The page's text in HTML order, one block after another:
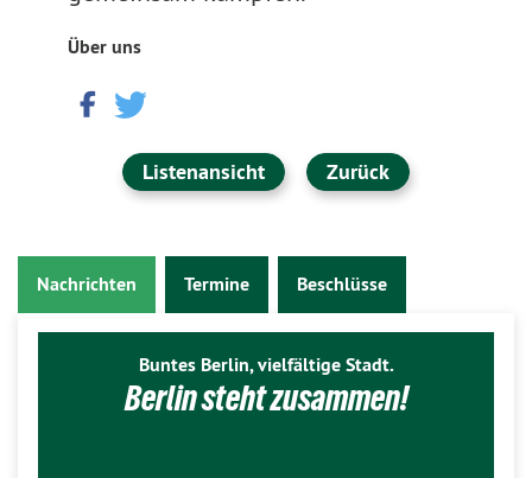
Über uns
Listenansicht Zurück
Nachrichten Termine Beschlüsse
Buntes Berlin, vielfältige Stadt.
Berlin steht zusammen!